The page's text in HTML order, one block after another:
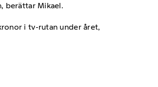
berättar Mikael.
i tv-rutan under året,